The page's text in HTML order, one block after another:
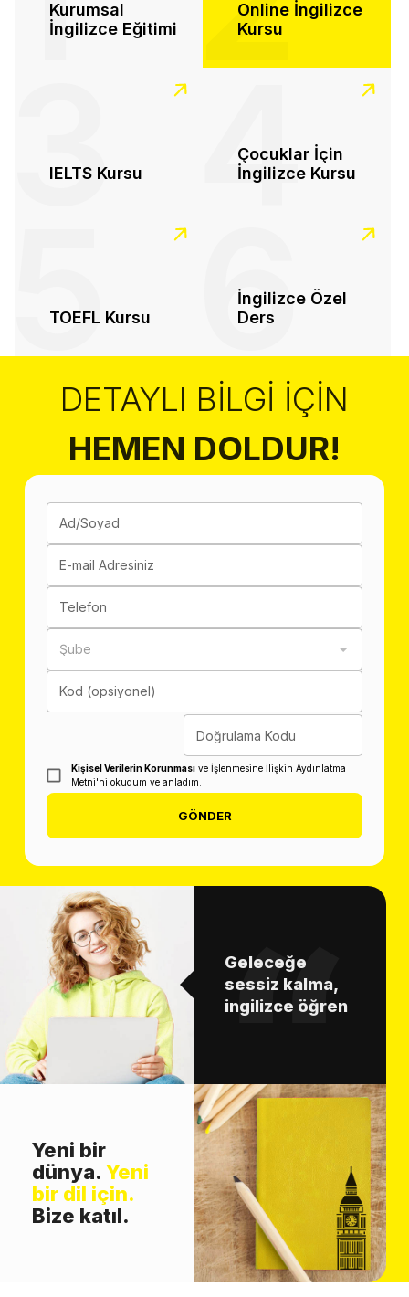
Kurumsal
İngilizce Eğitimi
Online İngilizce
Kursu
IELTS Kursu
3
Çocuklar İçin
İngilizce Kursu
4
TOEFL Kursu
5
İngilizce Özel
Ders
6
DETAYLI BILGI İÇIN
HEMEN DOLDUR!
Ad/Soyad
E-mail Adresiniz
Telefon
Şube
Kod (opsiyonel)
Doğrulama Kodu
Kişisel Verilerin Korunması ve İşlenmesine İlişkin Aydınlatma
Metni'ni okudum ve anladım.
GÖNDER
Geleceğe
sessiz kalma,
ingilizce öğren
Yeni bir
dünya. Yeni
bir dil için.
Bize katıl.